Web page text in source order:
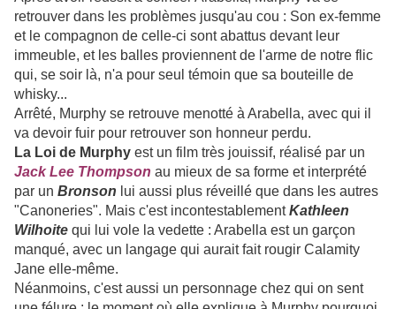
retrouver dans les problèmes jusqu'au cou : Son ex-femme
et le compagnon de celle-ci sont abattus devant leur
immeuble, et les balles proviennent de l'arme de notre flic
qui, se soir là, n'a pour seul témoin que sa bouteille de
whisky...
Arrêté, Murphy se retrouve menotté à Arabella, avec qui il
va devoir fuir pour retrouver son honneur perdu.
La Loi de Murphy est un film très jouissif, réalisé par un
Jack Lee Thompson au mieux de sa forme et interprété
par un Bronson lui aussi plus réveillé que dans les autres
"Canoneries". Mais c'est incontestablementKathleen
Wilhoite qui lui vole la vedette : Arabella est un garçon
manqué, avec un langage qui aurait fait rougir Calamity
Jane elle-même.
Néanmoins, c'est aussi un personnage chez qui on sent